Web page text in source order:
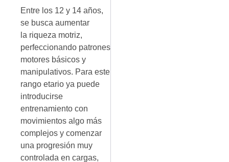
Entre los 12 y 14 años,
se busca aumentar
la riqueza motriz,
perfeccionando patrones
motores básicos y
manipulativos. Para este
rango etario ya puede
introducirse
entrenamiento con
movimientos algo más
complejos y comenzar
una progresión muy
controlada en cargas,